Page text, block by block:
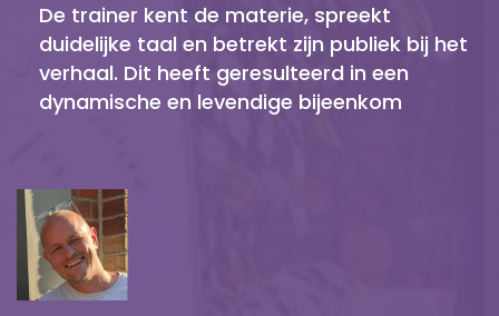
De trainer kent de materie, spreekt
duidelijke taal en betrekt zijn publiek bij het
verhaal. Dit heeft geresulteerd in een
dynamische en levendige bijeenkom